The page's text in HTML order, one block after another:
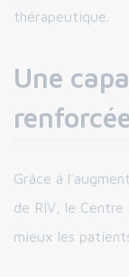
thérapeutique.
Une
Grâce à
de RIV, le Centre
mieux les